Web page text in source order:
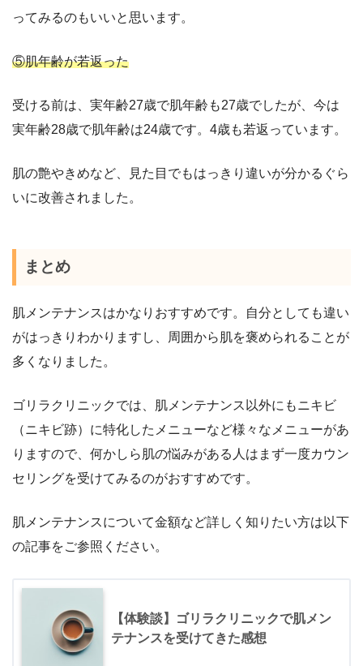
ってみるのもいいと思います。
⑤肌年齢が若返った
受ける前は、実年齢27歳で肌年齢も27歳でしたが、今は
実年齢28歳で肌年齢は24歳です。4歳も若返っています。
肌の艶やきめなど、見た目でもはっきり違いが分かるぐら
いに改善されました。
まとめ
肌メンテナンスはかなりおすすめです。自分としても違い
がはっきりわかりますし、周囲から肌を褒められることが
多くなりました。
ゴリラクリニックでは、肌メンテナンス以外にもニキビ
（ニキビ跡）に特化したメニューなど様々なメニューがあ
りますので、何かしら肌の悩みがある人はまず一度カウン
セリングを受けてみるのがおすすめです。
肌メンテナンスについて金額など詳しく知りたい方は以下
の記事をご参照ください。
【体験談】ゴリラクリニックで肌メン
テナンスを受けてきた感想